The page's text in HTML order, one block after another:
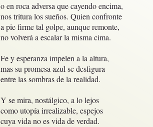
o en roca adversa que cayendo encima,
nos tritura los sueños. Quien confronte
a pie firme tal golpe, aunque remonte,
no volverá a escalar la misma cima.
Fe y esperanza impelen a la altura,
mas su promesa azul se desfigura
entre las sombras de la realidad.
Y se mira, nostálgico, a lo lejos
como utopía irrealizable, espejos
cuya vida no es vida de verdad.